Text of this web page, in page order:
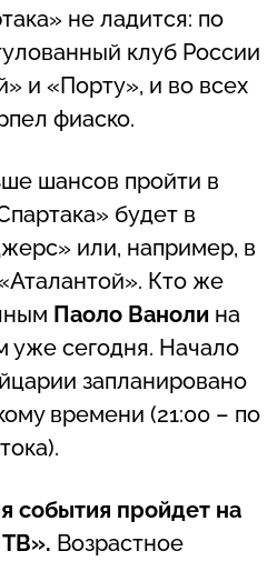
не ладится: по
клуб России
и «Порту», и во всех
фиаско.
шансов пройти в
будет в
или, например, в
Кто же
Паоло Ваноли на
уже сегодня. Начало
запланировано
времени (21:00 – по
события пройдет на
Возрастное